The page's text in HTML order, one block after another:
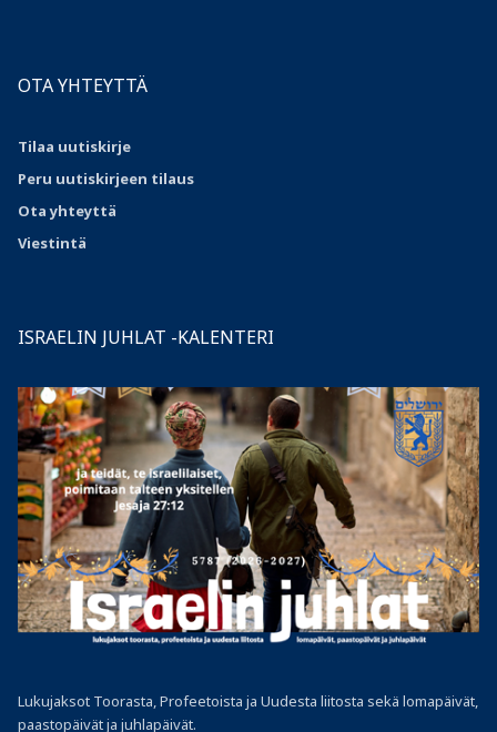
OTA YHTEYTTÄ
Tilaa uutiskirje
Peru uutiskirjeen tilaus
Otayhteyttä
Viestintä
ISRAELIN JUHLAT -KALENTERI
Lukujaksot Toorasta, Profeetoista ja Uudesta liitosta sekä lomapäivät,
paastopäivät ja juhlapäivät.